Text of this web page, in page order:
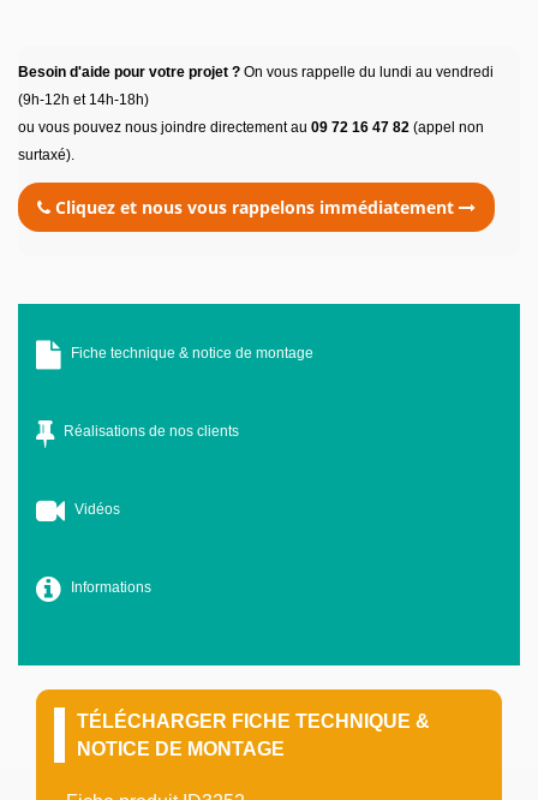
Besoin d'aide pour votre projet ? On vous rappelle du lundi au vendredi
(9h-12h et 14h-18h)
ou vous pouvez nous joindre directement au 09 72 16 47 82 (appel non
surtaxé).
Cliquez et nous vous rappelons immédiatement
Fiche technique & notice de montage
Réalisations de nos clients
Vidéos
Informations
TÉLÉCHARGER FICHE TECHNIQUE &
NOTICE DE MONTAGE